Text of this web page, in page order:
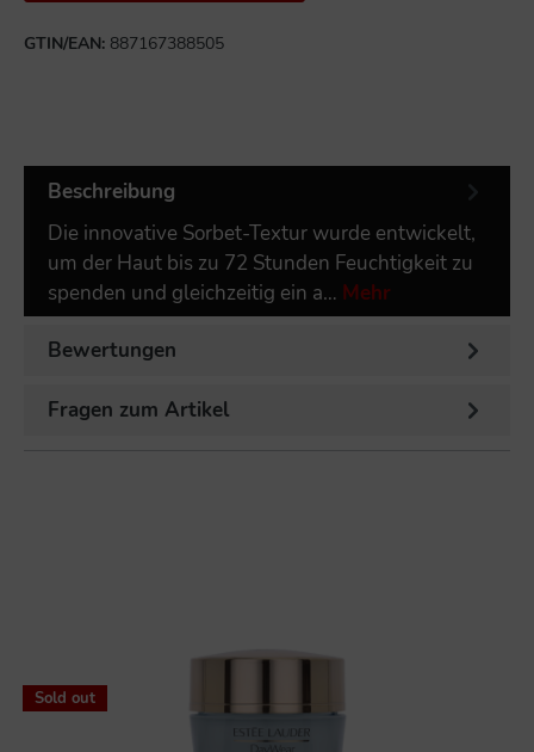
GTIN/EAN: 887167388505
Beschreibung
Die innovative Sorbet-Textur wurde entwickelt,
um der Haut bis zu 72 Stunden Feuchtigkeit zu
spenden und gleichzeitig ein a… Mehr
Bewertungen
Fragen zum Artikel
Sold out